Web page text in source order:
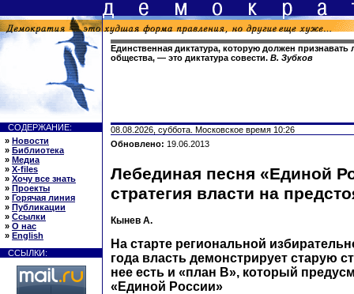
Единственная диктатура, которую должен
общества, — это диктатура совести. В. Зубков
СОДЕРЖАНИЕ:
» Новости
» Библиотека
» Медиа
» X-files
» Хочу все знать
» Проекты
» Горячая линия
» Публикации
» Ссылки
» О нас
» English
ССЫЛКИ:
08.08.2026, суббота. Московское время 10:26
Обновлено: 19.06.2013
Лебединая песня «Единой
стратегия власти на
Кынев А.
На старте региональной
года власть демонстрирует старую
нее есть и «план В», который
«Единой России»